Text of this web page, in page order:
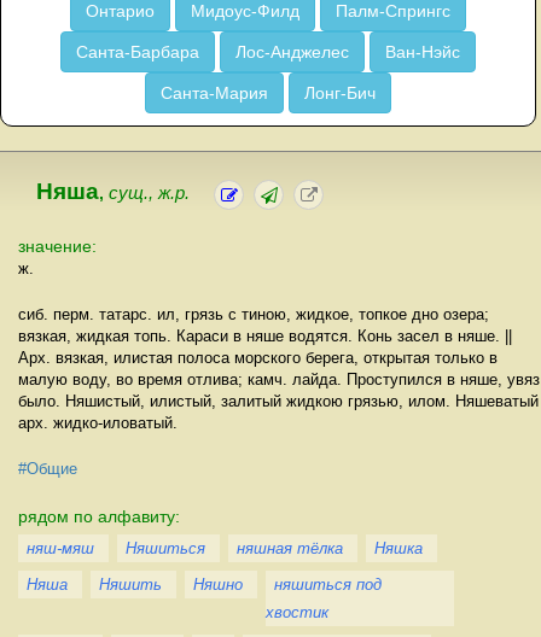
Онтарио Мидоус-Филд Палм-Спрингс
Санта-Барбара Лос-Анджелес Ван-Нэйс
Санта-Мария Лонг-Бич
Няша, сущ., ж.р.
значение:
ж.
сиб. перм. татарс. ил, грязь с тиною, жидкое, топкое дно озера;
вязкая, жидкая топь. Караси в няше водятся. Конь засел в няше. ||
Арх. вязкая, илистая полоса морского берега, открытая только в
малую воду, во время отлива; камч. лайда. Проступился в няше, увяз
было. Няшистый, илистый, залитый жидкою грязью, илом. Няшеватый
арх. жидко-иловатый.
#Общие
рядом по алфавиту:
няш-мяш Няшиться няшная тёлка
Няшка
Няша
Няшить Няшно
няшиться под
хвостик